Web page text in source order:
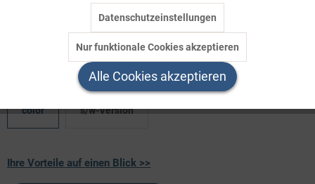
Welchen Download brauchen Sie?
color s/w-Version
Ihre Vorteile auf einen Blick >>
Inaktiv
Datenschutzeinstellungen
Nur funktionale Cookies akzeptieren
Alle Cookies akzeptieren